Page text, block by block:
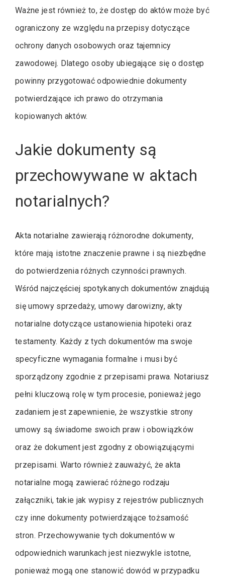
Ważne jest również to, że dostęp do aktów może być
ograniczony ze względu na przepisy dotyczące
ochrony danych osobowych oraz tajemnicy
zawodowej. Dlatego osoby ubiegające się o dostęp
powinny przygotować odpowiednie dokumenty
potwierdzające ich prawo do otrzymania
kopiowanych aktów.
Jakie dokumenty są
przechowywane w aktach
notarialnych?
Akta notarialne zawierają różnorodne dokumenty,
które mają istotne znaczenie prawne i są niezbędne
do potwierdzenia różnych czynności prawnych.
Wśród najczęściej spotykanych dokumentów znajdują
się umowy sprzedaży, umowy darowizny, akty
notarialne dotyczące ustanowienia hipoteki oraz
testamenty. Każdy z tych dokumentów ma swoje
specyficzne wymagania formalne i musi być
sporządzony zgodnie z przepisami prawa. Notariusz
pełni kluczową rolę w tym procesie, ponieważ jego
zadaniem jest zapewnienie, że wszystkie strony
umowy są świadome swoich praw i obowiązków
oraz że dokument jest zgodny z obowiązującymi
przepisami. Warto również zauważyć, że akta
notarialne mogą zawierać różnego rodzaju
załączniki, takie jak wypisy z rejestrów publicznych
czy inne dokumenty potwierdzające tożsamość
stron. Przechowywanie tych dokumentów w
odpowiednich warunkach jest niezwykle istotne,
ponieważ mogą one stanowić dowód w przypadku